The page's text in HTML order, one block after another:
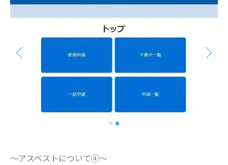
～アスベストについて④～